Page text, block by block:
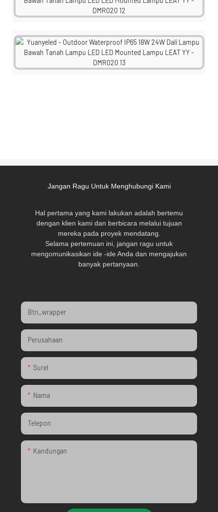
Jangan Ragu Untuk Menghubungi Kami
Hal pertama yang kami lakukan adalah bertemu
dengan klien kami dan berbicara melalui tujuan
mereka pada proyek mendatang.
Selama pertemuan ini, jangan ragu untuk
mengomunikasikan ide -ide Anda dan mengajukan
banyak pertanyaan.
Btn_wrapper
Perusahaan
Surel
Nama
Telepon
Kandungan